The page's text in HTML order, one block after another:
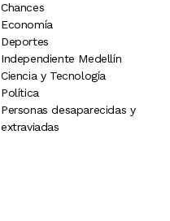
Chances
Economía
Deportes
Independiente Medellín
Ciencia y Tecnología
Política
Personas desaparecidas y
extraviadas